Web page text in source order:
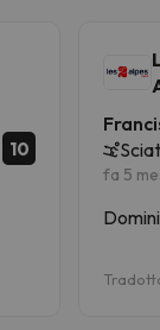
10
fa 5